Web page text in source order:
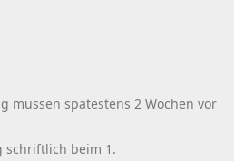
müssen spätestens 2 Wochen vor
schriftlich beim 1.